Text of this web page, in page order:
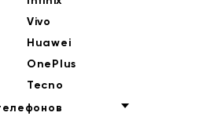
Vivo
Huawei
OnePlus
Tecno